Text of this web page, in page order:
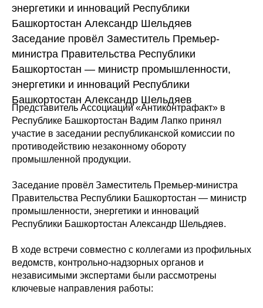
энергетики и инноваций Республики
Башкортостан Александр Шельдяев
Заседание провёл Заместитель Премьер-
министра Правительства Республики
Башкортостан — министр промышленности,
энергетики и инноваций Республики
Башкортостан Александр Шельдяев
Представитель Ассоциации «Антиконтрафакт» в
Республике Башкортостан Вадим Лапко принял
участие в заседании республиканской комиссии по
противодействию незаконному обороту
промышленной продукции.
Заседание провёл Заместитель Премьер-министра
Правительства Республики Башкортостан — министр
промышленности, энергетики и инноваций
Республики Башкортостан Александр Шельдяев.
В ходе встречи совместно с коллегами из профильных
ведомств, контрольно-надзорных органов и
независимыми экспертами были рассмотрены
ключевые направления работы: